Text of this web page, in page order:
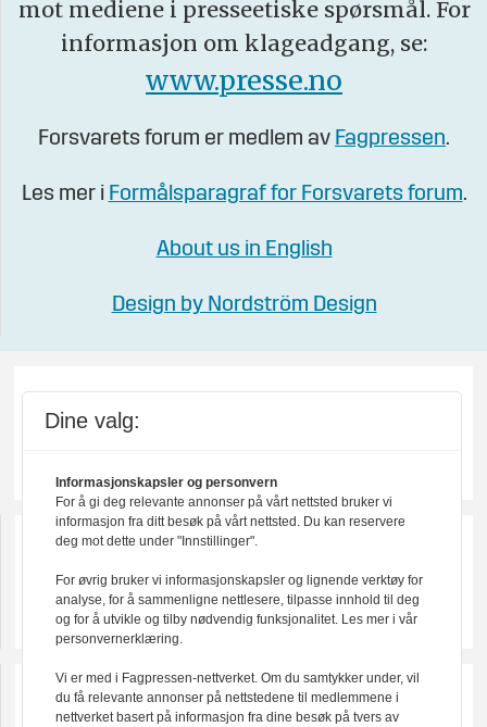
mot mediene i presseetiske spørsmål. For
informasjon om klageadgang, se:
www.presse.no
Forsvarets forum er medlem av Fagpressen.
Les mer i Formålsparagraf for Forsvarets forum.
About us in English
Design by Nordström Design
Dine valg:
Informasjonskapsler og personvern
For å gi deg relevante annonser på vårt nettsted bruker vi
informasjon fra ditt besøk på vårt nettsted. Du kan reservere
deg mot dette under "Innstillinger".
For øvrig bruker vi informasjonskapsler og lignende verktøy for
analyse, for å sammenligne nettlesere, tilpasse innhold til deg
og for å utvikle og tilby nødvendig funksjonalitet. Les mer i vår
personvernerklæring.
Vi er med i Fagpressen-nettverket. Om du samtykker under, vil
du få relevante annonser på nettstedene til medlemmene i
nettverket basert på informasjon fra dine besøk på tvers av